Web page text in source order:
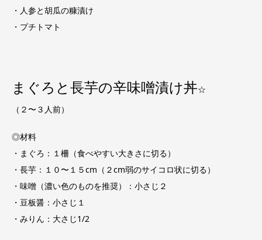
・人参と胡瓜の糠漬け
・プチトマト
まぐろと長芋の辛味噌漬け丼☆
（２〜３人前）
◎材料
・まぐろ：１柵（食べやすい大きさに切る）
・長芋：１０〜１５cm（２cm弱のサイコロ状に切る）
・味噌（濃い色のものを推奨）：小さじ２
・豆板醤：小さじ１
・みりん：大さじ1/2